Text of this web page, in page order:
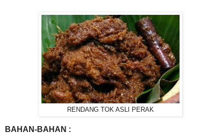
RENDANG TOK ASLI PERAK
BAHAN-BAHAN :